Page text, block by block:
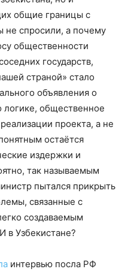
общие границы с
не спросили, а почему
общественности
государств,
страной» стало
объявления о
общественное
проекта, а не
остаётся
издержки и
так называемым
пытался прикрыть
связанные с
создаваемым
в Узбекистане?
интервью посла РФ